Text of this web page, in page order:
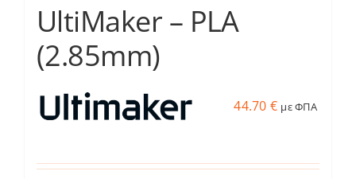
UltiMaker – PLA
(2.85mm)
44.70 € με ΦΠΑ